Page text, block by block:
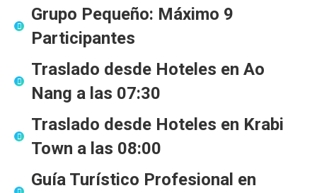
Grupo Pequeño: Máximo 9
Participantes
Traslado desde Hoteles en Ao
Nang a las 07:30
Traslado desde Hoteles en Krabi
Town a las 08:00
Guía Turístico Profesional en